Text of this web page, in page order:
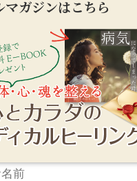
マガジンはこちら